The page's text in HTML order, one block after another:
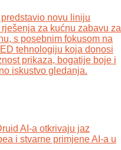
novu liniju
za kućnu zabavu za
s posebnim fokusom na
tehnologiju koja donosi
prikaza, bogatije boje i
iskustvo gledanja.